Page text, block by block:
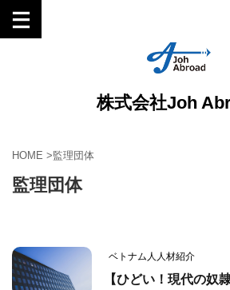
株式会社Joh
HOME >監理団体
監理団体
ベトナム人人材紹介
【ひどい！現代の奴